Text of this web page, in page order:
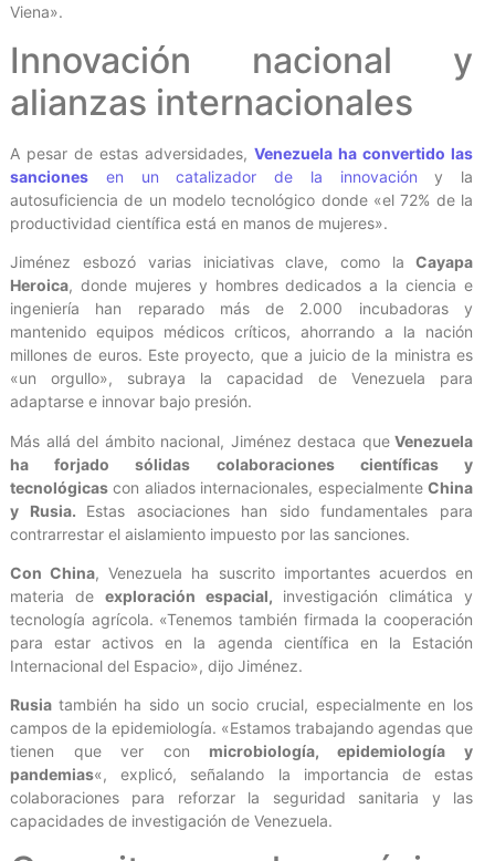
Viena».
Innovación nacional y
alianzas internacionales
A pesar de estas adversidades, Venezuela ha convertido las
sanciones en un catalizador de la innovación y la
autosuficiencia de un modelo tecnológico donde «el 72% de la
productividad científica está en manos de mujeres».
Jiménez esbozó varias iniciativas clave, como la Cayapa
Heroica, donde mujeres y hombres dedicados a la ciencia e
ingeniería han reparado más de 2.000 incubadoras y
mantenido equipos médicos críticos, ahorrando a la nación
millones de euros. Este proyecto, que a juicio de la ministra es
«un orgullo», subraya la capacidad de Venezuela para
adaptarse e innovar bajo presión.
Más allá del ámbito nacional, Jiménez destaca queVenezuela
ha forjado sólidas colaboraciones científicas y
tecnológicas con aliados internacionales, especialmente China
y Rusia. Estas asociaciones han sido fundamentales para
contrarrestar el aislamiento impuesto por las sanciones.
Con China, Venezuela ha suscrito importantes acuerdos en
materia de exploración espacial, investigación climática y
tecnología agrícola. «Tenemos también firmada la cooperación
para estar activos en la agenda científica en la Estación
Internacional del Espacio», dijo Jiménez.
Rusia también ha sido un socio crucial, especialmente en los
campos de la epidemiología. «Estamos trabajando agendas que
tienen que ver con microbiología, epidemiología y
pandemias«, explicó, señalando la importancia de estas
colaboraciones para reforzar la seguridad sanitaria y las
capacidades de investigación de Venezuela.